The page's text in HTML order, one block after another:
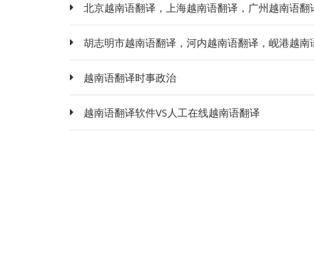
北京越南语翻译，上海越南语翻译，广州越南语翻
胡志明市越南语翻译，河内越南语翻译，岘港越
越南语翻译时事政治
越南语翻译软件VS人工在线越南语翻译